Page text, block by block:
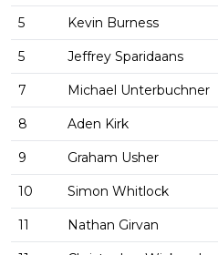
5 Kevin Burness
5 Jeffrey Sparidaans
7 Michael Unterbuchner
8 Aden Kirk
9 Graham Usher
10 Simon Whitlock
11 Nathan Girvan